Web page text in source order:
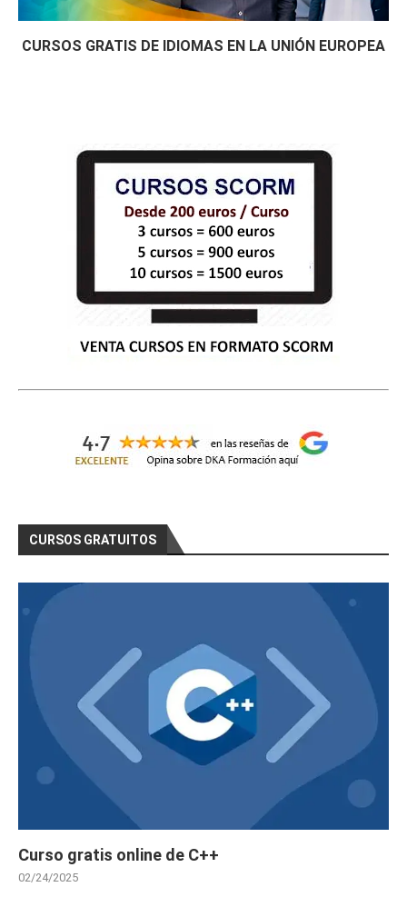
CURSOS GRATIS DE IDIOMAS EN LA UNIÓN EUROPEA
CURSOS GRATUITOS
Curso gratis online de C++
02/24/2025